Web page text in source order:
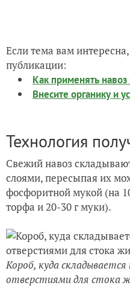
Если тема вам
публикации:
Как применять
Внесите органику и
Технология
Свежий навоз
слоями, пересыпая их
фосфоритной мукой (на
торфа и 20-30 г муки).
Короб, куда
отверстиями для стока